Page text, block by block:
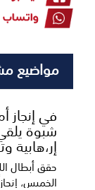
مواضيع
​في إنجاز
شبوة
إر،هابية
حقق أبطال
الخميس،